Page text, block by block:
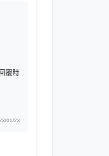
覆時
01/23